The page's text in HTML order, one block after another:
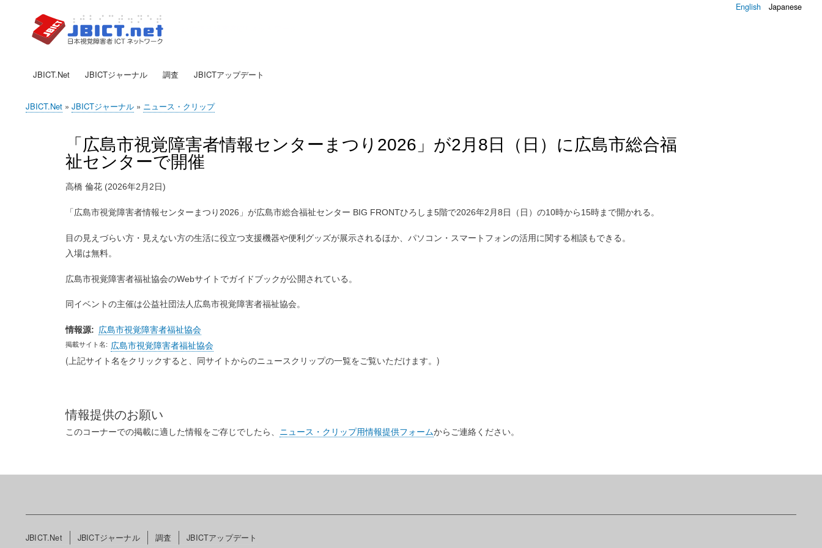
English Japanese
ン
JBICT.Net JBICTジャーナル 調査 JBICTアップデート
現
JBICT.Net JBICTジャーナル ニュース・クリップ
「広島市視覚障害者情報センターまつり2026」が2月8日（日）に広島市総合福
祉センターで開催
高橋 倫花 (2026年2月2日)
「広島市視覚障害者情報センターまつり2026」が広島市総合福祉センター BIG FRONTひろしま5階で2026年2月8日（日）の10時から15時まで開かれる。
目の見えづらい方・見えない方の生活に役立つ支援機器や便利グッズが展示されるほか、パソコン・スマートフォンの活用に関する相談もできる。
入場は無料。
広島市視覚障害者福祉協会のWebサイトでガイドブックが公開されている。
同イベントの主催は公益社団法人広島市視覚障害者福祉協会。
情報源
広島市視覚障害者福祉協会
掲載サイト名
広島市視覚障害者福祉協会
(上記サイト名をクリックすると、同サイトからのニュースクリップの一覧をご覧いただけます。)
情報提供のお願い
このコーナーでの掲載に適した情報をご存じでしたら、 ニュース・クリップ用情報提供フォームからご連絡ください。
メ
JBICT.Net JBICTジャーナル 調査 JBICTアップデート